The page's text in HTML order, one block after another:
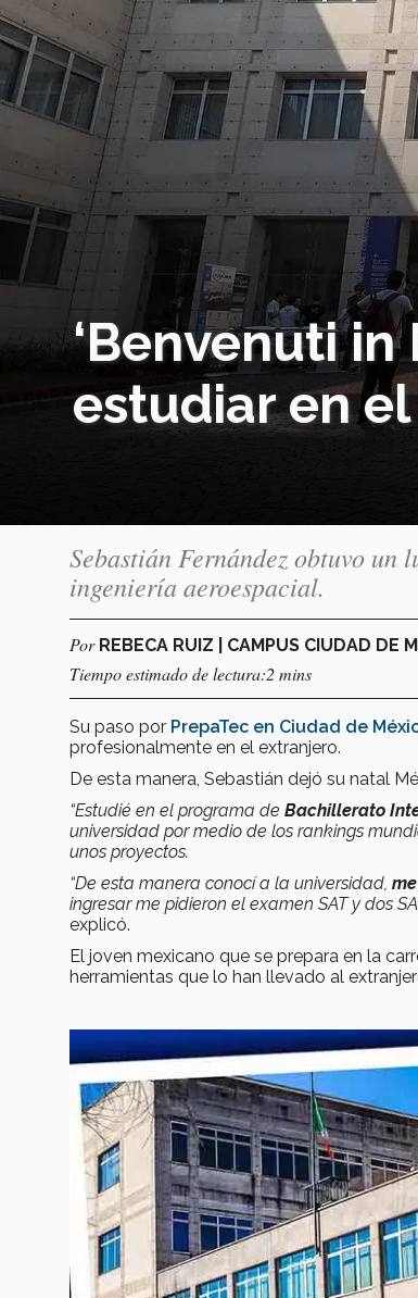
‘Benvenuti in
estudiar en
Sebastián Fernández obtuvo
ingeniería aeroespacial.
Por REBECA RUIZ | CAMPUS CIUDAD DE
Tiempo estimado de lectura:2 mins
Su paso por PrepaTec en Ciudad de
profesionalmente en el extranjero.
De esta manera, Sebastián dejó su natal
“Estudié en el programa de Bachillerato
universidad por medio de los rankings
unos proyectos.
“De esta manera conocí a la universidad,
ingresar me pidieron el examen SAT y dos
explicó.
El joven mexicano que se prepara en la
herramientas que lo han llevado al